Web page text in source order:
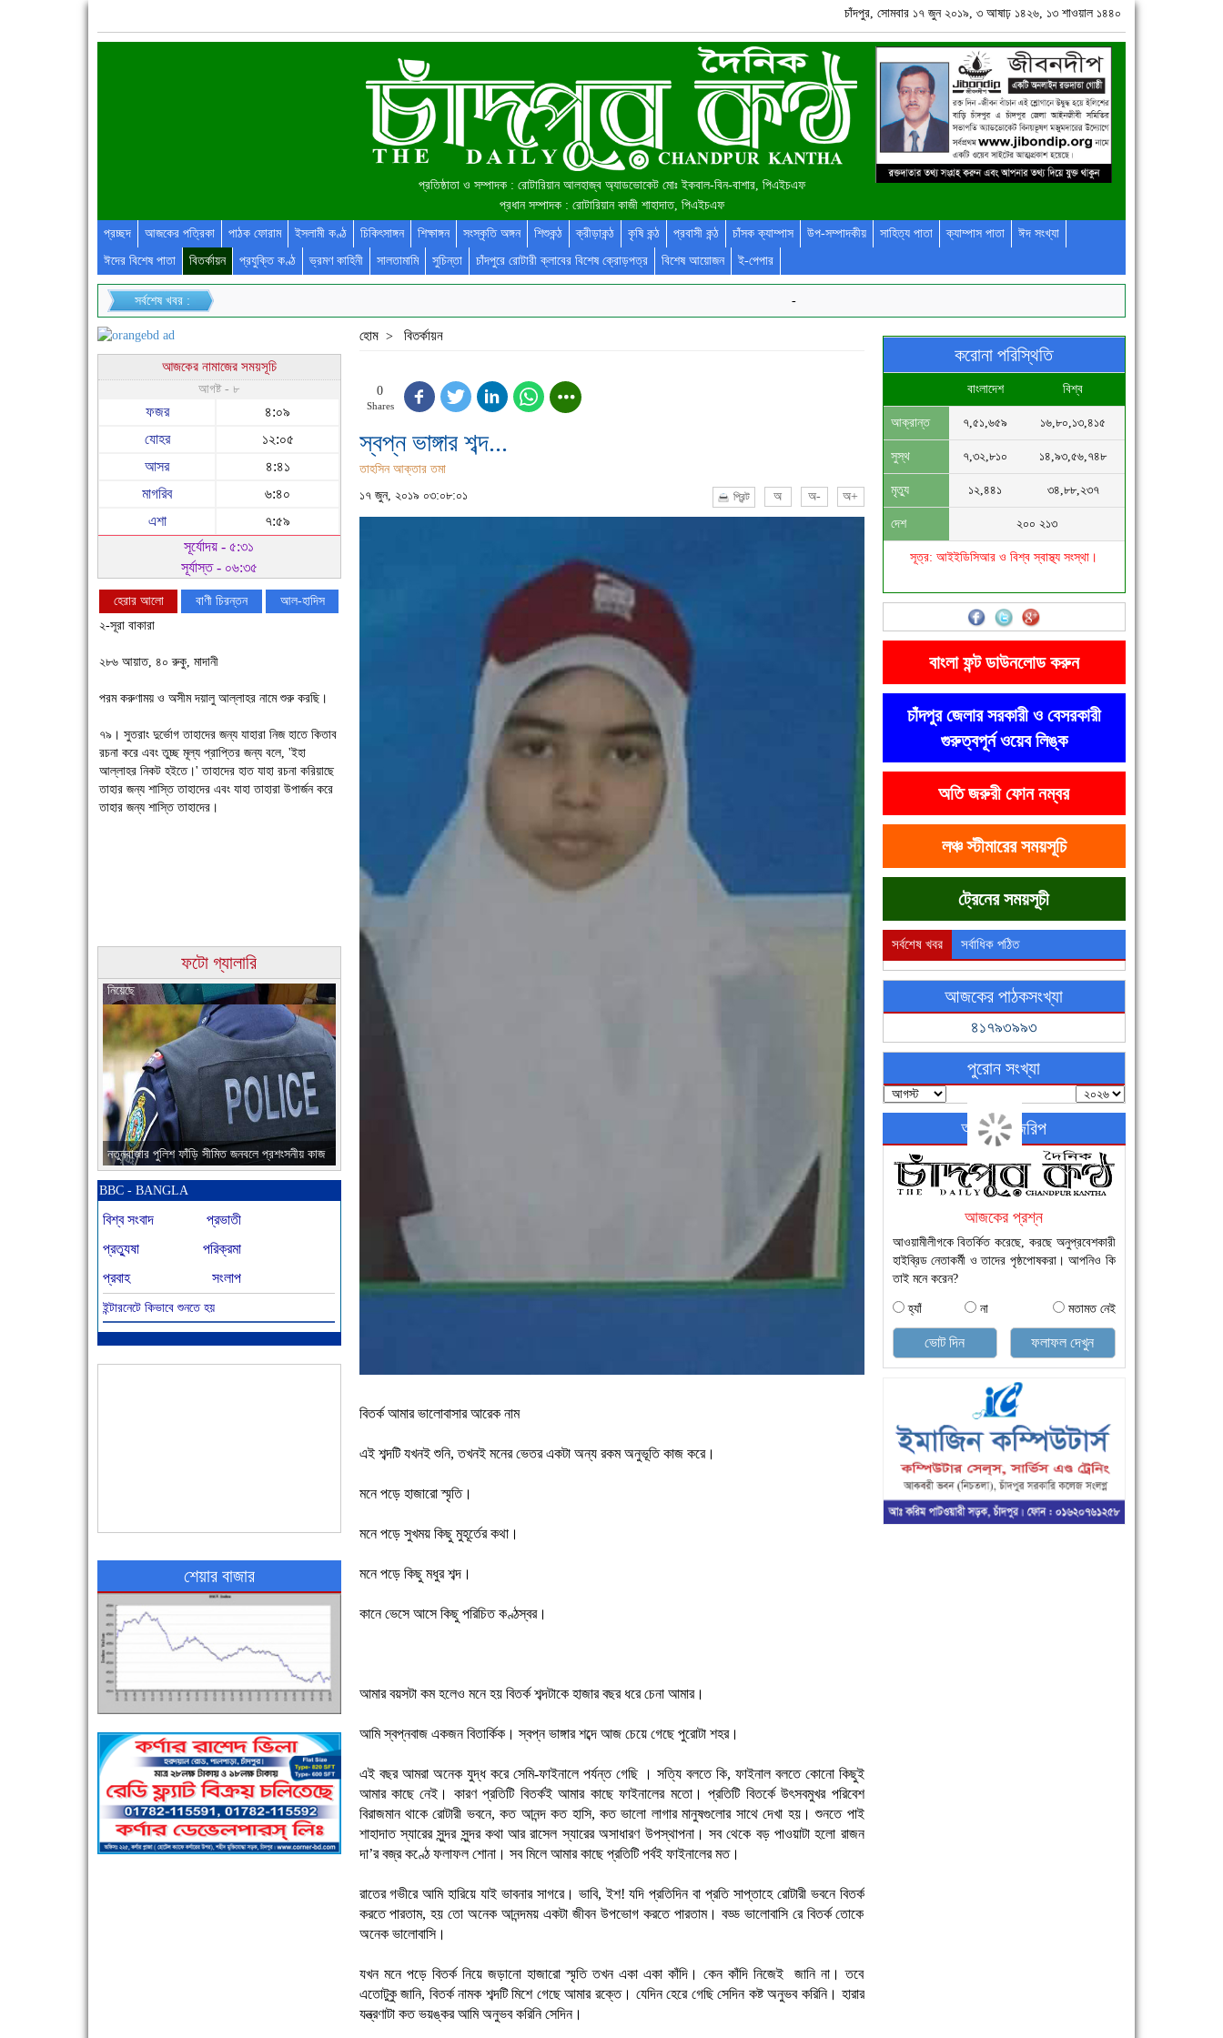
চাঁদপুর, সোমবার ১৭ জুন ২০১৯, ৩ আষাঢ় ১৪২৬, ১৩ শাওয়াল ১৪৪০
প্রতিষ্ঠাতা ও সম্পাদক : রোটারিয়ান আলহাজ্ব অ্যাডভোকেট মোঃ ইকবাল-বিন-বাশার, পিএইচএফ
প্রধান সম্পাদক : রোটারিয়ান কাজী শাহাদাত, পিএইচএফ
প্রচ্ছদ আজকের পত্রিকা পাঠক ফোরাম ইসলামী কণ্ঠ চিকিৎসাঙ্গন শিক্ষাঙ্গন সংস্কৃতি অঙ্গন শিশুকন্ঠ ক্রীড়াকন্ঠ কৃষি কন্ঠ প্রবাসী কন্ঠ চাঁসক ক্যাম্পাস উপ-সম্পাদকীয় সাহিত্য পাতা ক্যাম্পাস পাতা
ঈদ সংখ্যা
ঈদের বিশেষ পাতা
বিতর্কায়ন প্রযুক্তি কণ্ঠ ভ্রমণ কাহিনী সালতামামি সুচিন্তা চাঁদপুরে রোটারী ক্লাবের বিশেষ ক্রোড়পত্র বিশেষ আয়োজন ই-পেপার
সর্বশেষ খবর :
আজকের নামাজের সময়সূচি
আগষ্ট - ৮
ফজর
৪:০৯
যোহর
১২:০৫
আসর
৪:৪১
মাগরিব
৬:৪০
এশা
৭:৫৯
সূর্যোদয় - ৫:৩১
সূর্যাস্ত - ০৬:৩৫
হেরার আলো বাণী চিরন্তন
আল-হাদিস
২-সূরা বাকারা
২৮৬ আয়াত, ৪০ রুকু, মাদানী
পরম করুণাময় ও অসীম দয়ালু আল্লাহর নামে শুরু করছি।
৭৯। সুতরাং দুর্ভোগ তাহাদের জন্য যাহারা নিজ হাতে কিতাব
রচনা করে এবং তুচ্ছ মূল্য প্রাপ্তির জন্য বলে, 'ইহা
আল্লাহর নিকট হইতে।' তাহাদের হাত যাহা রচনা করিয়াছে
তাহার জন্য শাস্তি তাহাদের এবং যাহা তাহারা উপার্জন করে
তাহার জন্য শাস্তি তাহাদের।
ফটো গ্যালারি
চাঁদপুরে উই-এর প্রথম নানা ধরনের পণ্যের সমারোহ
চাঁদপুরের মানুষ তাদের পুরোটা দিয়ে আমাকে আপন করে
নতুনবাজার পুলিশ ফাঁড়ি সীমিত জনবলে প্রশংসনীয় কাজ
করছে
আজ বিশিষ্ট শিক্ষাবিদ এ.টি. আহমেদ হোসাইন রুশদীর
৪৬তম মৃত্যুবার্ষিকী
এক সপ্তাহে শনাক্ত বেড়েছে ৫৫%, মৃত্যু ৪৬%
BBC - BANGLA
বিশ্ব সংবাদ
প্রভাতী
প্রত্যুষা
পরিক্রমা
প্রবাহ
সংলাপ
ইন্টারনেটে কিভাবে শুনতে হয়
শেয়ার বাজার
হোম > বিতর্কায়ন
0
Shares
স্বপ্ন ভাঙ্গার শব্দ...
তাহসিন আক্তার তমা
১৭ জুন, ২০১৯ ০৩:০৮:০১
প্রিন্ট অ অ- অ+
বিতর্ক আমার ভালোবাসার আরেক নাম
এই শব্দটি যখনই শুনি, তখনই মনের ভেতর একটা অন্য রকম অনুভূতি কাজ করে।
মনে পড়ে হাজারো স্মৃতি।
মনে পড়ে সুখময় কিছু মুহূর্তের কথা।
মনে পড়ে কিছু মধুর শব্দ।
কানে ভেসে আসে কিছু পরিচিত কণ্ঠস্বর।
আমার বয়সটা কম হলেও মনে হয় বিতর্ক শব্দটাকে হাজার বছর ধরে চেনা আমার।
আমি স্বপ্নবাজ একজন বিতার্কিক। স্বপ্ন ভাঙ্গার শব্দে আজ চেয়ে গেছে পুরোটা শহর।
এই বছর আমরা অনেক যুদ্ধ করে সেমি-ফাইনালে পর্যন্ত গেছি । সত্যি বলতে কি, ফাইনাল বলতে কোনো কিছুই
আমার কাছে নেই। কারণ প্রতিটি বিতর্কই আমার কাছে ফাইনালের মতো। প্রতিটি বিতর্কে উৎসবমুখর পরিবেশ
বিরাজমান থাকে রোটারী ভবনে, কত আনন্দ কত হাসি, কত ভালো লাগার মানুষগুলোর সাথে দেখা হয়। শুনতে পাই
শাহাদাত স্যারের সুন্দর সুন্দর কথা আর রাসেল স্যারের অসাধারণ উপস্থাপনা। সব থেকে বড় পাওয়াটা হলো রাজন
দা’র বজ্র কণ্ঠে ফলাফল শোনা। সব মিলে আমার কাছে প্রতিটি পর্বই ফাইনালের মত।
রাতের গভীরে আমি হারিয়ে যাই ভাবনার সাগরে। ভাবি, ইশ! যদি প্রতিদিন বা প্রতি সাপ্তাহে রোটারী ভবনে বিতর্ক
করতে পারতাম, হয় তো অনেক আনন্দময় একটা জীবন উপভোগ করতে পারতাম। বড্ড ভালোবাসি রে বিতর্ক তোকে
অনেক ভালোবাসি।
যখন মনে পড়ে বিতর্ক নিয়ে জড়ানো হাজারো স্মৃতি তখন একা একা কাঁদি। কেন কাঁদি নিজেই জানি না। তবে
এতোটুকু জানি, বিতর্ক নামক শব্দটি মিশে গেছে আমার রক্তে। যেদিন হেরে গেছি সেদিন কষ্ট অনুভব করিনি। হারার
যন্ত্রণাটা কত ভয়ঙ্কর আমি অনুভব করিনি সেদিন।
করোনা পরিস্থিতি
বাংলাদেশ বিশ্ব
আক্রান্ত ৭,৫১,৬৫৯ ১৬,৮০,১৩,৪১৫
সুস্থ ৭,৩২,৮১০ ১৪,৯৩,৫৬,৭৪৮
মৃত্যু ১২,৪৪১ ৩৪,৮৮,২৩৭
দেশ ২০০ ২১৩
সূত্র: আইইডিসিআর ও বিশ্ব স্বাস্থ্য সংস্থা।
বাংলা ফন্ট ডাউনলোড করুন
চাঁদপুর জেলার সরকারী ও বেসরকারী
গুরুত্বপূর্ন ওয়েব লিঙ্ক
অতি জরুরী ফোন নম্বর
লঞ্চ স্টীমারের সময়সূচি
ট্রেনের সময়সূচী
সর্বশেষ খবর সর্বাধিক পঠিত
আজকের পাঠকসংখ্যা
৪১৭৯৩৯৯৩
পুরোন সংখ্যা
অনলাইন জরিপ
আজকের প্রশ্ন
আওয়ামীলীগকে বিতর্কিত করেছে, করছে অনুপ্রবেশকারী
হাইব্রিড নেতাকর্মী ও তাদের পৃষ্ঠপোষকরা। আপনিও কি
তাই মনে করেন?
হ্যাঁ না মতামত নেই
ভোট দিন ফলাফল দেখুন